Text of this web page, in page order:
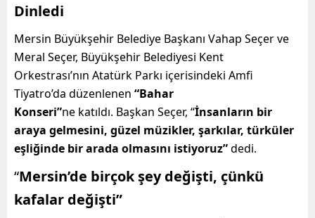
Dinledi
Mersin Büyükşehir Belediye Başkanı Vahap Seçer ve
Meral Seçer, Büyükşehir Belediyesi Kent
Orkestrası’nın Atatürk Parkı içerisindeki Amfi
Tiyatro’da düzenlenen “Bahar
Konseri”ne katıldı. Başkan Seçer, “İnsanların bir
araya gelmesini, güzel müzikler, şarkılar, türküler
eşliğinde bir arada olmasını istiyoruz”dedi.
“Mersin’de birçok şey değişti, çünkü
kafalar değişti”